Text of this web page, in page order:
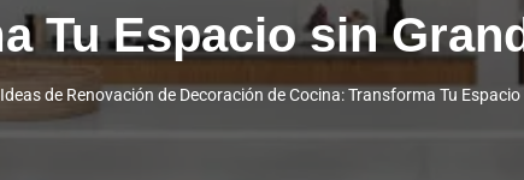
Tu Espacio sin
Ideas de Renovación de Decoración de Cocina: Transforma Tu